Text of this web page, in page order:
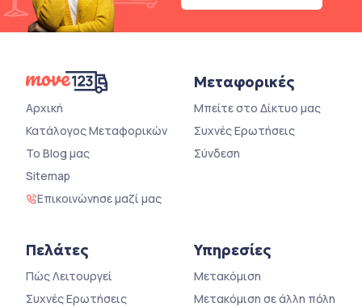
Αρχική
Κατάλογος Μεταφορικών
Το Blog μας
Sitemap
Επικοινώνησε μαζί μας
Μεταφορικές
Μπείτε στο Δίκτυο μας
Συχνές Ερωτήσεις
Σύνδεση
Πελάτες
Πώς Λειτουργεί
Συχνές Ερωτήσεις
Υπηρεσίες
Μετακόμιση
Μετακόμιση σε άλλη πόλη